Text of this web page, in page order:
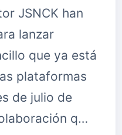
JSNCK han
lanzar
que ya está
plataformas
de julio de
q…